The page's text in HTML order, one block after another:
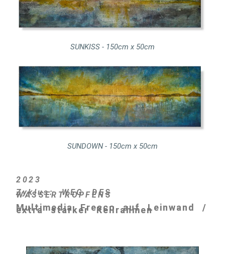
SUNKISS - 150cm x 50cm
SUNDOWN - 150cm x 50cm
2023
Zyklus: WEG DES
WASSERTROPFENS
Multimedia Fresco auf Leinwand /
extra starker Keilrahmen